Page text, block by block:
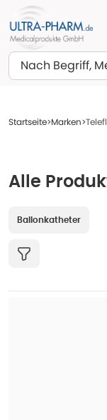
Suchen
Startseite Marken
Alle
Ballonkatheter